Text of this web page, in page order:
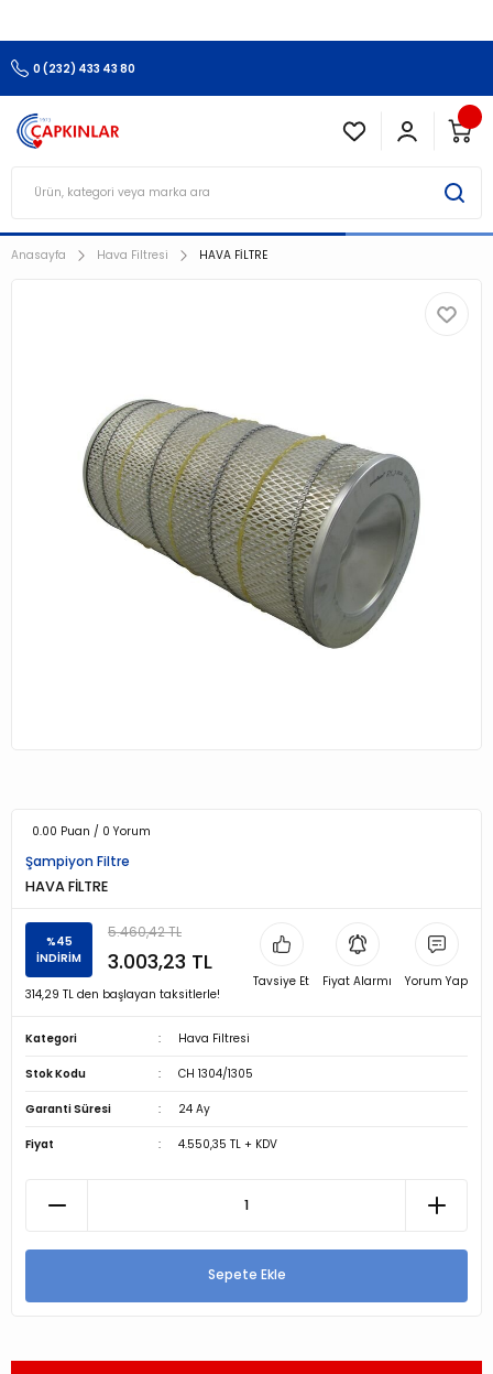
0 (232) 433 43 80
Anasayfa Hava Filtresi HAVA FİLTRE
0.00 Puan / 0 Yorum
Şampiyon Filtre
HAVA FİLTRE
%45
İNDİRİM
5.460,42 TL
3.003,23 TL
314,29 TL den başlayan taksitlerle!
Tavsiye Et Fiyat Alarmı Yorum Yap
Kategori Hava Filtresi
Stok Kodu CH 1304/1305
Garanti Süresi 24 Ay
Fiyat 4.550,35 TL + KDV
Sepete Ekle